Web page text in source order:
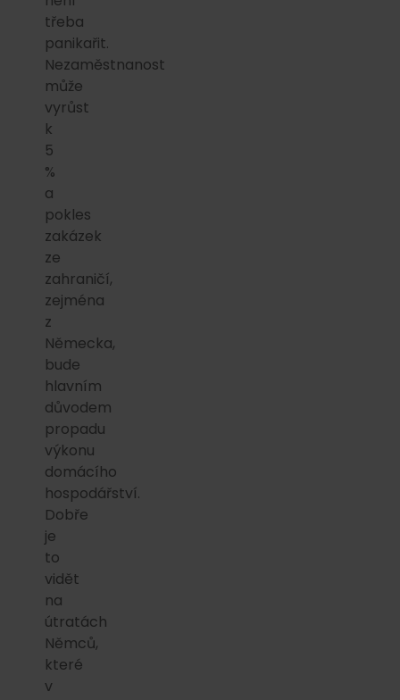
třeba
panikařit.
Nezaměstnanost
může
vyrůst
k
5
%
a
pokles
zakázek
ze
zahraničí,
zejména
z
Německa,
bude
hlavním
důvodem
propadu
výkonu
domácího
hospodářství.
Dobře
je
to
vidět
na
útratách
Němců,
které
v